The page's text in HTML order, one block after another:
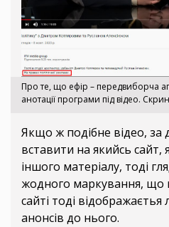
Про те, що ефір – передвиборча
анотації програми під відео.
Якщо ж подібне відео,
вставити на якийсь
іншого матеріалу, тоді
жодного маркування, що
сайті тоді відображаєтья
анонсів до нього.